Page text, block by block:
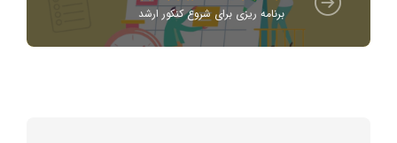
برنامه ریزی برای شروع کنکور ارشد